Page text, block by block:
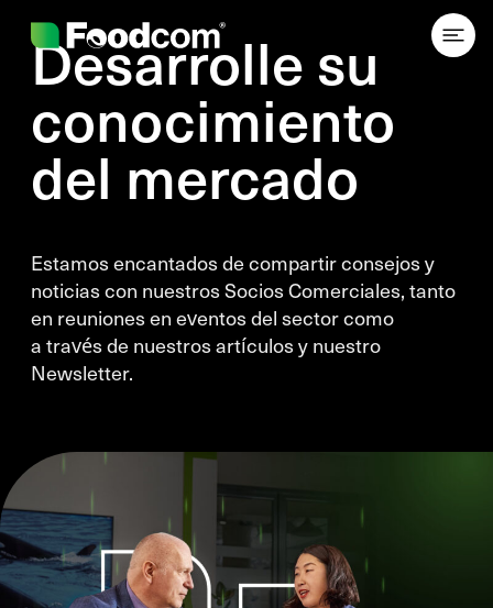
Desarrolle su
conocimiento
del mercado
Estamos encantados de compartir consejos y
noticias con nuestros Socios Comerciales, tanto
en reuniones en eventos del sector como
a través de nuestros artículos y nuestro
Newsletter.